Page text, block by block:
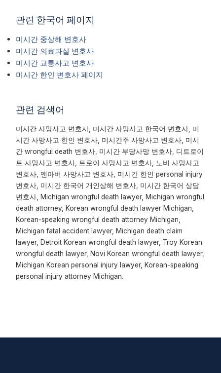
관련 한국어 페이지
미시간 중상해 변호사
미시간 의료과실 변호사
미시간 교통사고 변호사
미시간 한인 변호사 페이지
관련 검색어
미시간 사망사고 변호사, 미시간 사망사고 한국어 변호사, 미
시간 사망사고 한인 변호사, 미시간주 사망사고 변호사, 미시
간 wrongful death 변호사, 미시간 부당사망 변호사, 디트로이
트 사망사고 변호사, 트로이 사망사고 변호사, 노비 사망사고
변호사, 앤아버 사망사고 변호사, 미시간 한인 personal injury
변호사, 미시간 한국어 개인상해 변호사, 미시간 한국어 상담
변호사, Michigan wrongful death lawyer, Michigan wrongful
death attorney, Korean wrongful death lawyer Michigan,
Korean-speaking wrongful death attorney Michigan,
Michigan fatal accident lawyer, Michigan death claim
lawyer, Detroit Korean wrongful death lawyer, Troy Korean
wrongful death lawyer, Novi Korean wrongful death lawyer,
Michigan Korean personal injury lawyer, Korean-speaking
personal injury attorney Michigan.